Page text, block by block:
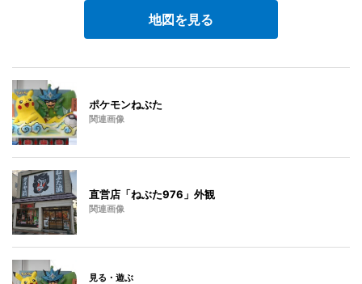
地図を見る
ポケモンねぶた
関連画像
直営店「ねぶた976」外観
関連画像
見る・遊ぶ